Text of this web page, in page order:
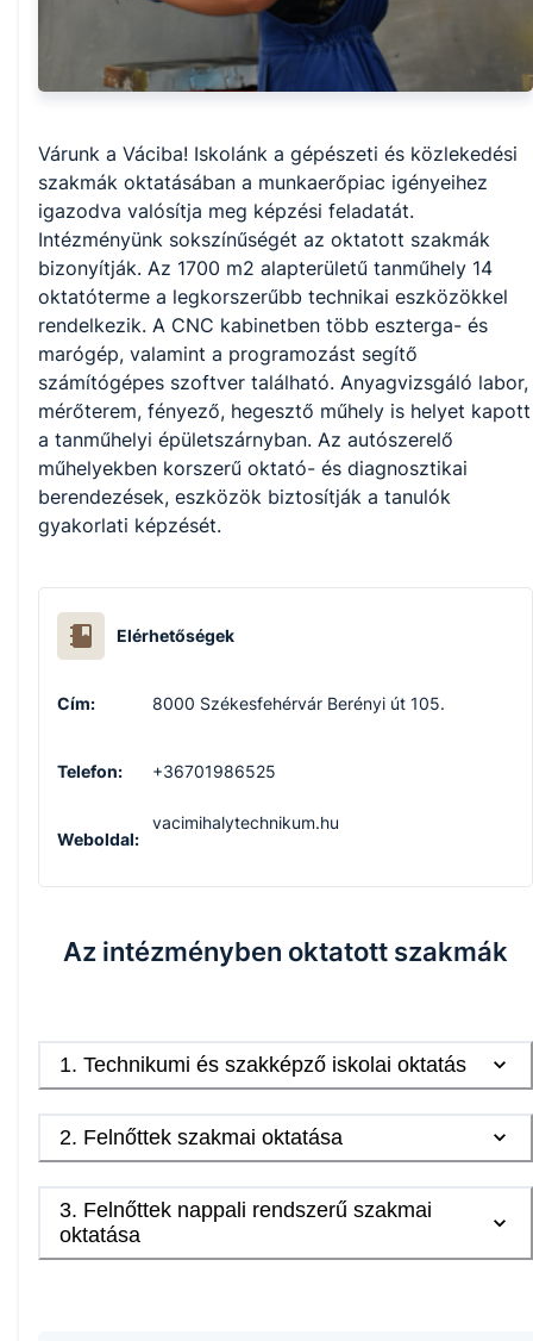
Várunk a Váciba! Iskolánk a gépészeti és közlekedési
szakmák oktatásában a munkaerőpiac igényeihez
igazodva valósítja meg képzési feladatát.
Intézményünk sokszínűségét az oktatott szakmák
bizonyítják. Az 1700 m2 alapterületű tanműhely 14
oktatóterme a legkorszerűbb technikai eszközökkel
rendelkezik. A CNC kabinetben több eszterga- és
marógép, valamint a programozást segítő
számítógépes szoftver található. Anyagvizsgáló labor,
mérőterem, fényező, hegesztő műhely is helyet kapott
a tanműhelyi épületszárnyban. Az autószerelő
műhelyekben korszerű oktató- és diagnosztikai
berendezések, eszközök biztosítják a tanulók
gyakorlati képzését.
Elérhetőségek
Cím: 8000 Székesfehérvár Berényi út 105.
Telefon: +36701986525
Weboldal:
vacimihalytechnikum.hu
Az intézményben oktatott szakmák
1. Technikumi és szakképző iskolai oktatás
2. Felnőttek szakmai oktatása
3. Felnőttek nappali rendszerű szakmai
oktatása